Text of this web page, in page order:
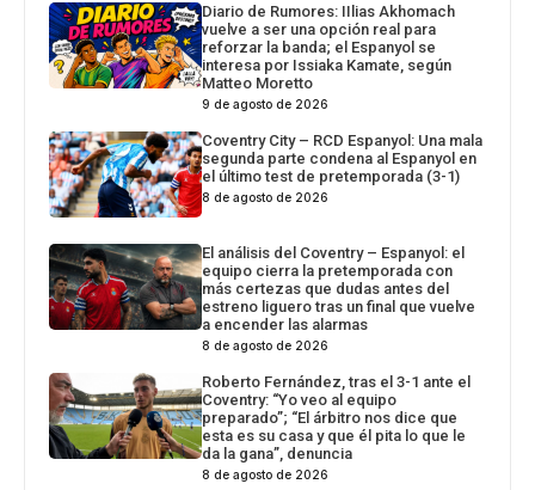
Diario de Rumores: IIlias Akhomach
vuelve a ser una opción real para
reforzar la banda; el Espanyol se
interesa por Issiaka Kamate, según
Matteo Moretto
9 de agosto de 2026
Coventry City – RCD Espanyol: Una mala
segunda parte condena al Espanyol en
el último test de pretemporada (3-1)
8 de agosto de 2026
El análisis del Coventry – Espanyol: el
equipo cierra la pretemporada con
más certezas que dudas antes del
estreno liguero tras un final que vuelve
a encender las alarmas
8 de agosto de 2026
Roberto Fernández, tras el 3-1 ante el
Coventry: “Yo veo al equipo
preparado”; “El árbitro nos dice que
esta es su casa y que él pita lo que le
da la gana”, denuncia
8 de agosto de 2026